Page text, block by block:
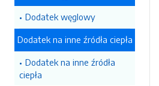
Dodatek węglowy
Dodatek na inne źródła ciepła
Dodatek na inne źródła
ciepła